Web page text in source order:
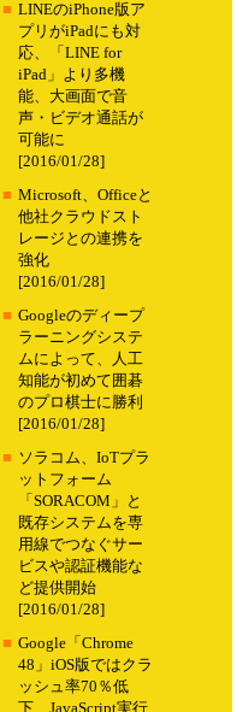
■ LINEのiPhone版ア
プリがiPadにも対
応、「LINE for
iPad」より多機
能、大画面で音
声・ビデオ通話が
可能に
[2016/01/28]
■ Microsoft、Officeと
他社クラウドスト
レージとの連携を
強化
[2016/01/28]
■ Googleのディープ
ラーニングシステ
ムによって、人工
知能が初めて囲碁
のプロ棋士に勝利
[2016/01/28]
■ ソラコム、IoTプラ
ットフォーム
「SORACOM」と
既存システムを専
用線でつなぐサー
ビスや認証機能な
ど提供開始
[2016/01/28]
■ Google「Chrome
48」iOS版ではクラ
ッシュ率70％低
下、JavaScript実行